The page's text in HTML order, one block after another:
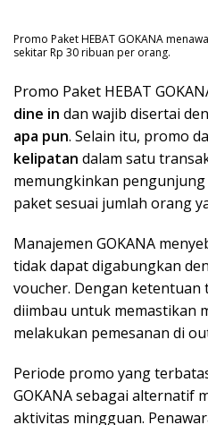
Promo Paket HEBAT GOKANA
sekitar Rp 30 ribuan per orang.
Promo Paket HEBAT
dine in dan wajib disertai
apa pun. Selain itu, promo
kelipatan dalam satu
memungkinkan
paket sesuai jumlah orang
Manajemen GOKANA
tidak dapat digabungkan
voucher. Dengan
diimbau untuk memastikan
melakukan pemesanan di
Periode promo yang
GOKANA sebagai alternatif
aktivitas mingguan.